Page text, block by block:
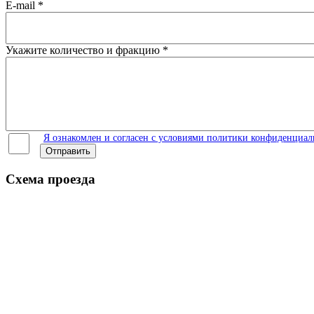
E-mail *
Укажите количество и фракцию *
Я ознакомлен и согласен с условиями политики
Отправить
Схема проезда